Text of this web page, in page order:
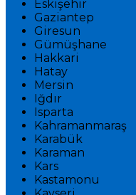
Eskişehir
Gaziantep
Giresun
Gümüşhane
Hakkari
Hatay
Mersin
Iğdır
Isparta
Kahramanmaraş
Karabük
Karaman
Kars
Kastamonu